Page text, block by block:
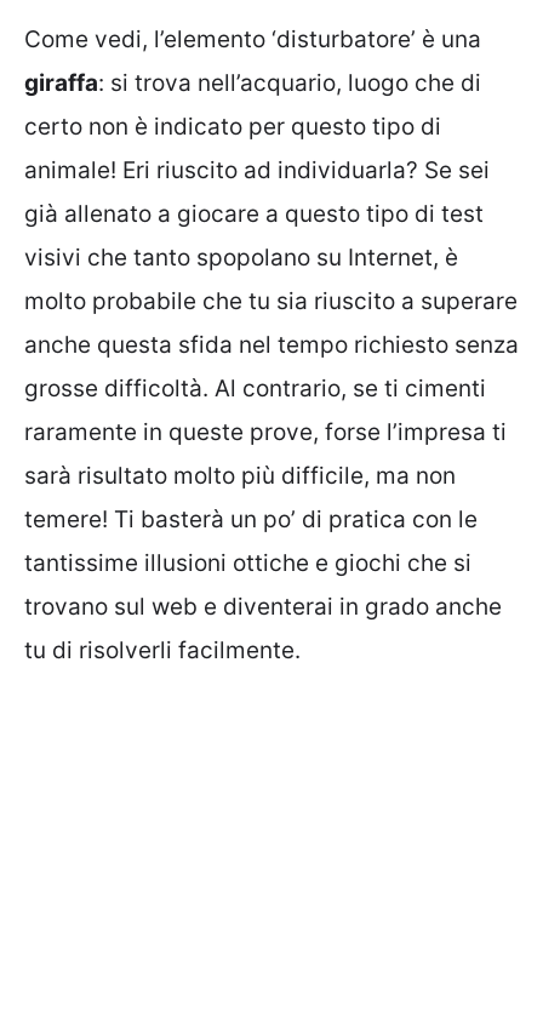
Come vedi, l’elemento ‘disturbatore’ è una
giraffa: si trova nell’acquario, luogo che di
certo non è indicato per questo tipo di
animale! Eri riuscito ad individuarla? Se sei
già allenato a giocare a questo tipo di test
visivi che tanto spopolano su Internet, è
molto probabile che tu sia riuscito a superare
anche questa sfida nel tempo richiesto senza
grosse difficoltà. Al contrario, se ti cimenti
raramente in queste prove, forse l’impresa ti
sarà risultato molto più difficile, ma non
temere! Ti basterà un po’ di pratica con le
tantissime illusioni ottiche e giochi che si
trovano sul web e diventerai in grado anche
tu di risolverli facilmente.